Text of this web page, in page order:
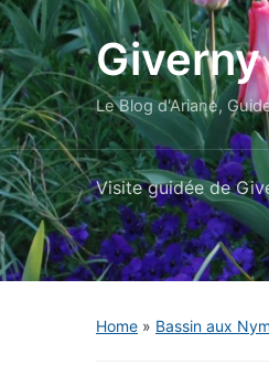
Le Blog d'Ariane,
Visite guidée de
Home » Bassin aux